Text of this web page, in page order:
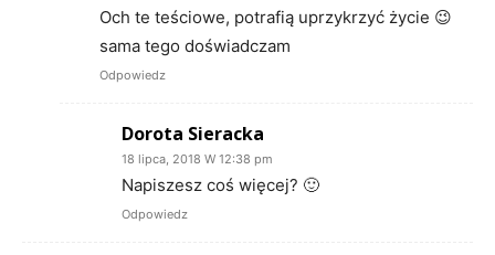
Och te teściowe, potrafią uprzykrzyć życie 😉
sama tego doświadczam
Odpowiedz
Dorota Sieracka
18 lipca, 2018 W 12:38 pm
Napiszesz coś więcej? 🙂
Odpowiedz